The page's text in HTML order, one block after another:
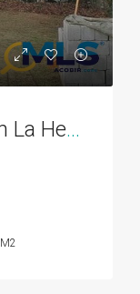
Amplia casa ubicada en La Herradura 2
M2